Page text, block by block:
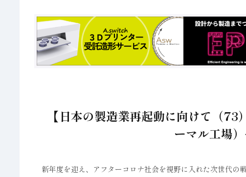
【日本の製造業再起動に向けて（
ーマル工場
新年度を迎え、アフターコロナ社会を視野に入れた次世代の